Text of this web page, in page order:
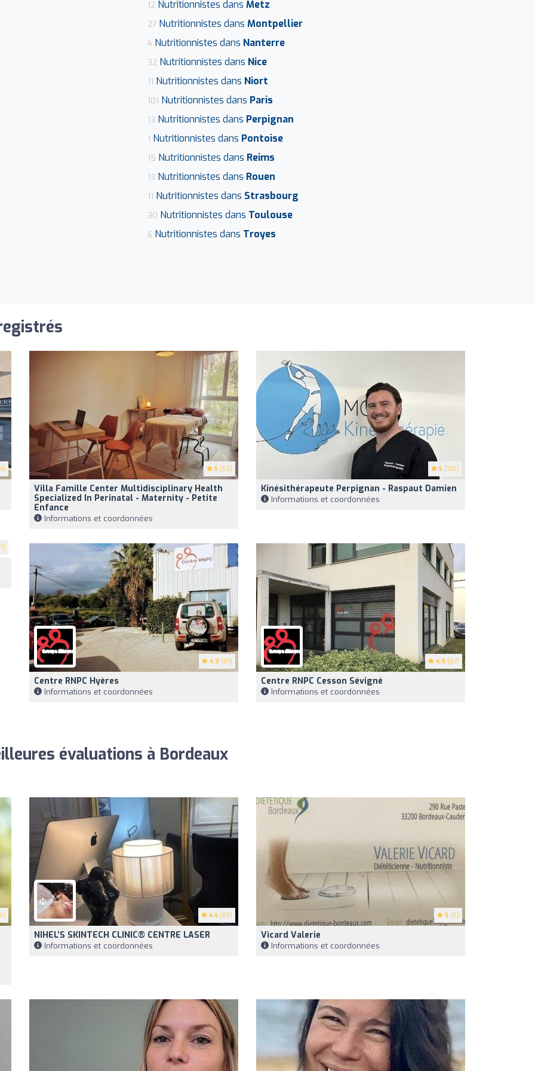
12 Nutritionnistes dans Metz
27 Nutritionnistes dans Montpellier
4 Nutritionnistes dans Nanterre
32 Nutritionnistes dans Nice
11 Nutritionnistes dans Niort
101 Nutritionnistes dans Paris
13 Nutritionnistes dans Perpignan
1 Nutritionnistes dans Pontoise
15 Nutritionnistes dans Reims
13 Nutritionnistes dans Rouen
11 Nutritionnistes dans Strasbourg
30 Nutritionnistes dans Toulouse
6 Nutritionnistes dans Troyes
5 (53)
Villa Famille Center Multidisciplinary Health
Specialized In Perinatal - Maternity - Petite
Enfance
Informations et coordonnées
5 (102)
Kinésithérapeute Perpignan - Raspaut Damien
Informations et coordonnées
4.9 (81)
Centre RNPC Hyères
Informations et coordonnées
4.9 (67)
Centre RNPC Cesson Sévigné
Informations et coordonnées
évaluations à Bordeaux
4.4 (63)
NIHEL’S SKINTECH CLINIC®️ CENTRE LASER
Informations et coordonnées
5 (5)
Vicard Valerie
Informations et coordonnées